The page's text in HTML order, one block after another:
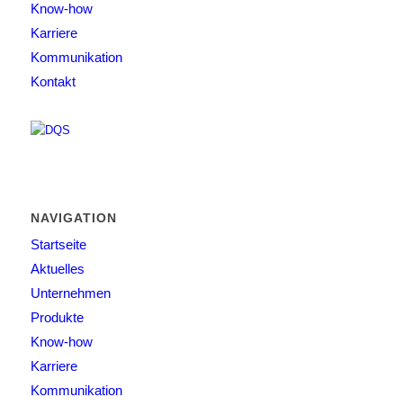
Know-how
Karriere
Kommunikation
Kontakt
NAVIGATION
Startseite
Aktuelles
Unternehmen
Produkte
Know-how
Karriere
Kommunikation